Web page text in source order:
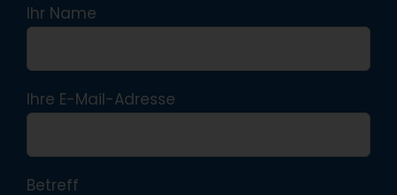
Ihr Name
Ihre E-Mail-Adresse
Betreff